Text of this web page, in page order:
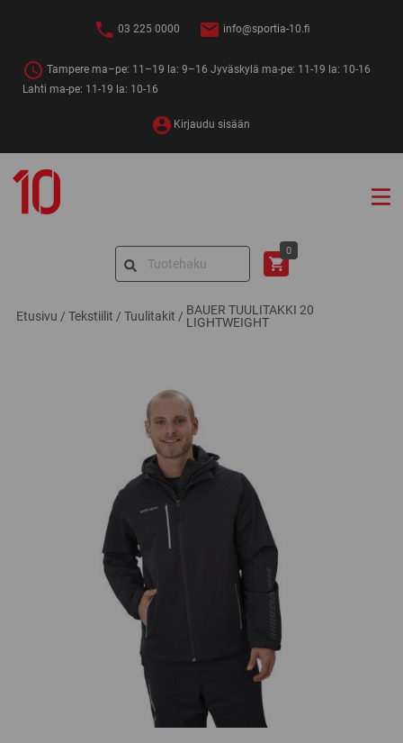
03 225 0000 info@sportia-10.fi
Tampere ma–pe: 11–19 la: 9–16 Jyväskylä ma-pe: 11-19 la: 10-16
Lahti ma-pe: 11-19 la: 10-16
Kirjaudu sisään
10
Search
0
Etusivu / Tekstiilit / Tuulitakit / BAUER TUULITAKKI 20
LIGHTWEIGHT